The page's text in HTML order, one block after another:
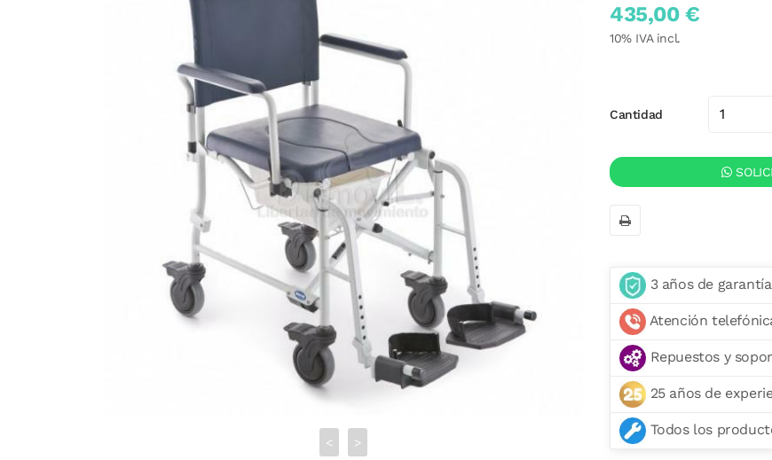
< >
435,00 €
10% IVA incl.
Cantidad
3 años de garantía
Atención
Repuestos y
25 años de
Todos los